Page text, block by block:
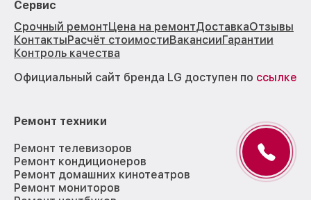
Сервис
Срочный ремонтЦена на ремонтДоставкаОтзывы
КонтактыРасчёт стоимостиВакансииГарантии
Контроль качества
Официальный сайт бренда LG доступен по ссылке
Ремонт техники
Ремонт телевизоров
Ремонт кондиционеров
Ремонт домашних кинотеатров
Ремонт мониторов